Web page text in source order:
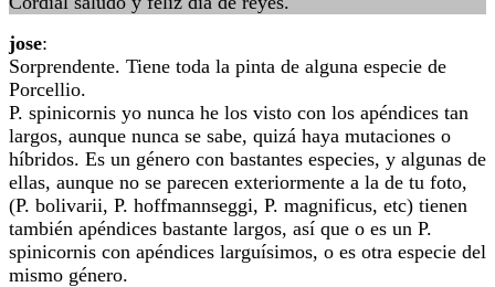
jose:
Sorprendente. Tiene toda la pinta de alguna especie de
Porcellio.
P. spinicornis yo nunca he los visto con los apéndices tan
largos, aunque nunca se sabe, quizá haya mutaciones o
híbridos. Es un género con bastantes especies, y algunas de
ellas, aunque no se parecen exteriormente a la de tu foto,
(P. bolivarii, P. hoffmannseggi, P. magnificus, etc) tienen
también apéndices bastante largos, así que o es un P.
spinicornis con apéndices larguísimos, o es otra especie del
mismo género.